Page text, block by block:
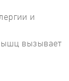
и
вызывает